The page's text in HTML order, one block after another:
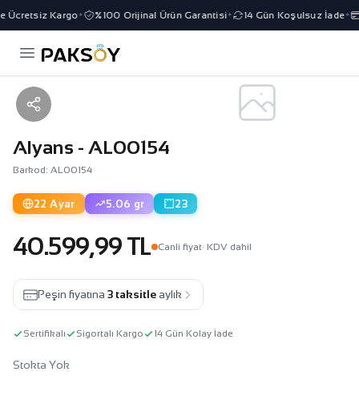
Ücretsiz Kargo✦ %100 Orijinal Ürün Garantisi✦ 14 Gün Koşulsuz İade✦
Alyans - AL00154
Barkod: AL00154
22 Ayar 5.06 gr 23
40.599,99 TL Canli fiyat· KDV dahil
Peşin fiyatına 3 taksitle aylık
Sertifikalı Sigortalı Kargo 14 Gün Kolay İade
Stokta Yok